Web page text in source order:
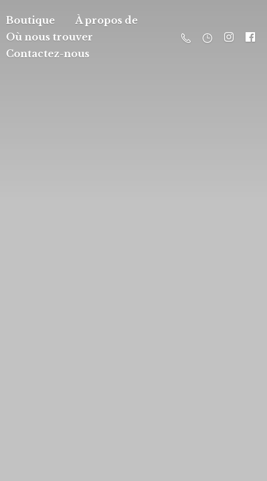
Boutique
À propos de
Où nous trouver
Contactez-nous